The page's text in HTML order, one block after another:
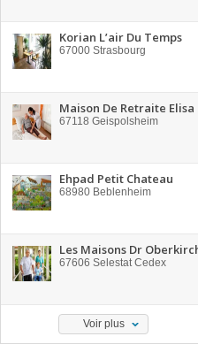
Korian L’air Du Temps
67000 Strasbourg
Maison De Retraite Elisa
67118 Geispolsheim
Ehpad Petit Chateau
68980 Beblenheim
Les Maisons Dr
67606 Selestat Cedex
Voir plus